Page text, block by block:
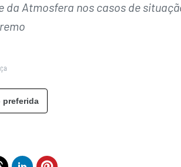
da Atmosfera nos casos de
preferida